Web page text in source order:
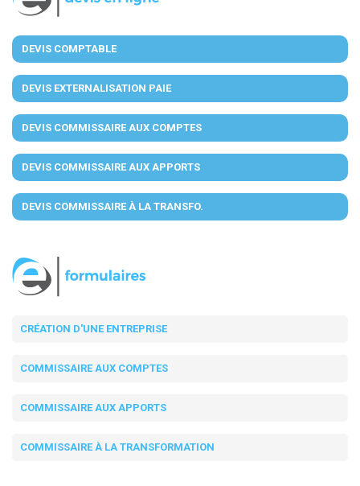
DEVIS COMPTABLE
DEVIS EXTERNALISATION PAIE
DEVIS COMMISSAIRE AUX COMPTES
DEVIS COMMISSAIRE AUX APPORTS
DEVIS COMMISSAIRE À LA TRANSFO.
CRÉATION D'UNE ENTREPRISE
COMMISSAIRE AUX COMPTES
COMMISSAIRE AUX APPORTS
COMMISSAIRE À LA TRANSFORMATION